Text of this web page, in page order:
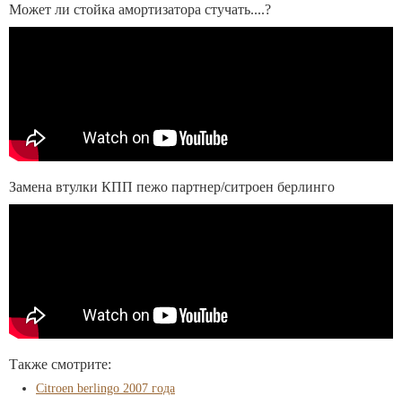
Может ли стойка амортизатора стучать....?
Замена втулки КПП пежо партнер/ситроен берлинго
Также смотрите:
Citroen berlingo 2007 года